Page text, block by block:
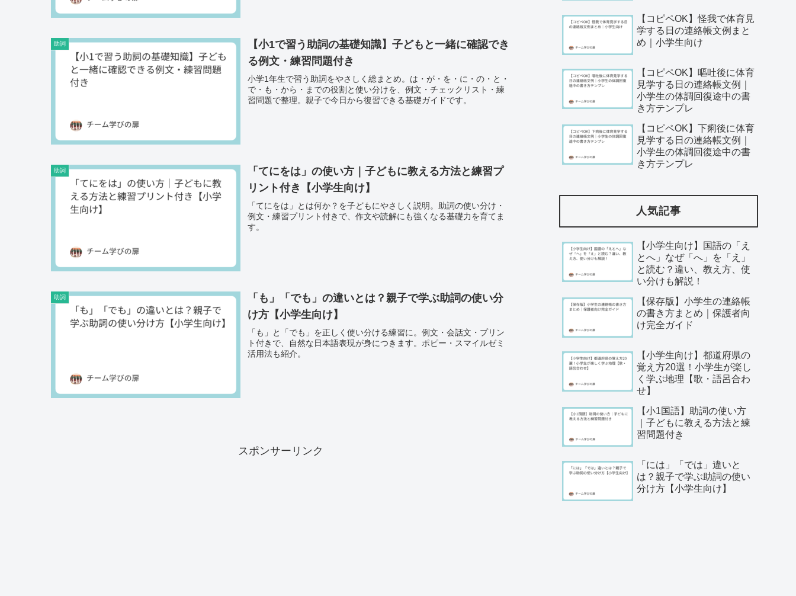
助詞
【小1で習う助詞の基礎知識】子どもと一緒に確認でき
る例文・練習問題付き
小学1年生で習う助詞をやさしく総まとめ。は・が・を・に・の・と・
で・も・から・までの役割と使い分けを、例文・チェックリスト・練
習問題で整理。親子で今日から復習できる基礎ガイドです。
助詞
「てにをは」の使い方｜子どもに教える方法と練習プ
リント付き【小学生向け】
「てにをは」とは何か？を子どもにやさしく説明。助詞の使い分け・
例文・練習プリント付きで、作文や読解にも強くなる基礎力を育てま
す。
助詞
「も」「でも」の違いとは？親子で学ぶ助詞の使い分
け方【小学生向け】
「も」と「でも」を正しく使い分ける練習に。例文・会話文・プリン
ト付きで、自然な日本語表現が身につきます。ポピー・スマイルゼミ
活用法も紹介。
スポンサーリンク
【コピペOK】怪我で体育見
学する日の連絡帳文例まと
め｜小学生向け
【コピペOK】嘔吐後に体育
見学する日の連絡帳文例｜
小学生の体調回復途中の書
き方テンプレ
【コピペOK】下痢後に体育
見学する日の連絡帳文例｜
小学生の体調回復途中の書
き方テンプレ
人気記事
【小学生向け】国語の「え
とへ」なぜ「へ」を「え」
と読む？違い、教え方、使
い分けも解説！
【保存版】小学生の連絡帳
の書き方まとめ｜保護者向
け完全ガイド
【小学生向け】都道府県の
覚え方20選！小学生が楽し
く学ぶ地理【歌・語呂合わ
せ】
【小1国語】助詞の使い方
｜子どもに教える方法と練
習問題付き
「には」「では」違いと
は？親子で学ぶ助詞の使い
分け方【小学生向け】